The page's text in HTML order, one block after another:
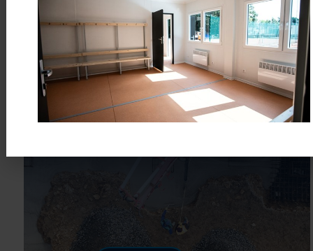
12
BŘE
Výstavba nové haly Technických
služeb v Luži